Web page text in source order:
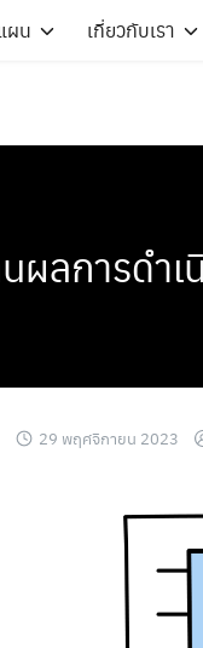
ผน เกี่ยวกับเรา
ลการดำเ
29 พฤศจิกายน 2023